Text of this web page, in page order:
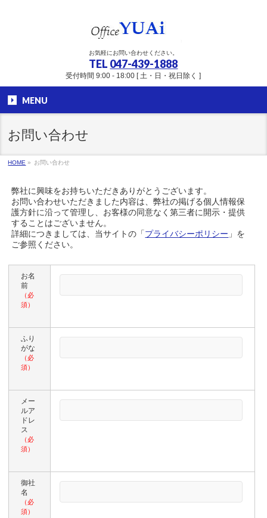
お気軽にお問い合わせください。
TEL 047-439-1888
受付時間 9:00 - 18:00 [ 土・日・祝日除く ]
MENU
お問い合わせ
HOME » お問い合わせ
弊社に興味をお持ちいただきありがとうございます。
お問い合わせいただきました内容は、弊社の掲げる個人情報保
護方針に沿って管理し、お客様の同意なく第三者に開示・提供
することはございません。
詳細につきましては、当サイトの「プライバシーポリシー 」を
ご参照ください。
お名
前
（必
須）
ふり
がな
（必
須）
メー
ルア
ドレ
ス
（必
須）
御社
名
（必
須）